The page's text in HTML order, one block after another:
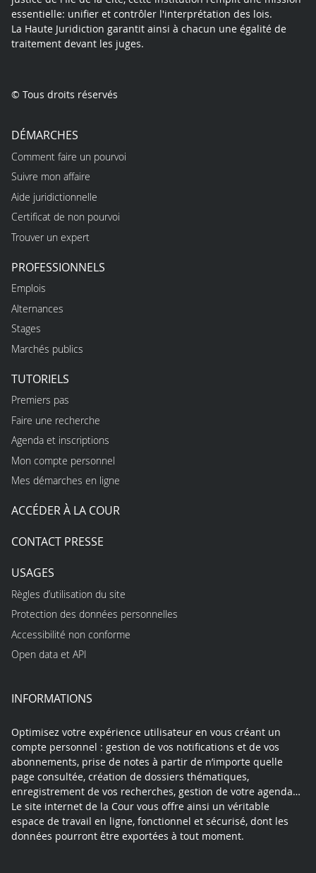
essentielle: unifier et contrôler l'interprétation des lois.
La Haute Juridiction garantit ainsi à chacun une égalité de
traitement devant les juges.
© Tous droits réservés
DÉMARCHES
Comment faire un pourvoi
Suivre mon affaire
Aide juridictionnelle
Certificat de non pourvoi
Trouver un expert
PROFESSIONNELS
Emplois
Alternances
Stages
Marchés publics
TUTORIELS
Premiers pas
Faire une recherche
Agenda et inscriptions
Mon compte personnel
Mes démarches en ligne
ACCÉDER À LA COUR
CONTACT PRESSE
USAGES
Règles d’utilisation du site
Protection des données personnelles
Accessibilité non conforme
Open data et API
INFORMATIONS
Optimisez votre expérience utilisateur en vous créant un
compte personnel : gestion de vos notifications et de vos
abonnements, prise de notes à partir de n’importe quelle
page consultée, création de dossiers thématiques,
enregistrement de vos recherches, gestion de votre agenda…
Le site internet de la Cour vous offre ainsi un véritable
espace de travail en ligne, fonctionnel et sécurisé, dont les
données pourront être exportées à tout moment.